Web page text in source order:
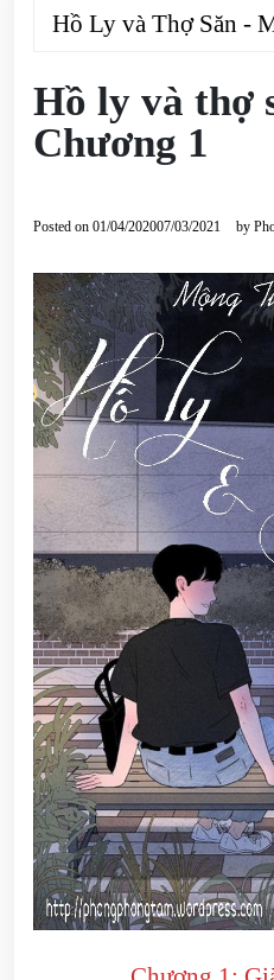
Hồ Ly và Thợ Săn -
Hồ ly và thợ
Chương 1
Posted on 01/04/202007/03/2021 by